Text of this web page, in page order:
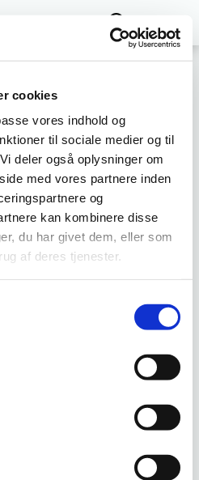
cookies
vores indhold og
til sociale medier og til
deler også oplysninger om
med vores partnere inden
og
kan kombinere disse
du har givet dem, eller som
af deres tjenester.
kan se program og oplæg her